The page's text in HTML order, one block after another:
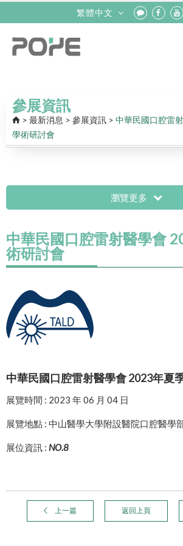
繁體中文
參展資訊
> 最新消息 > 參展資訊 > 中華民國口腔雷
學術研討會
瀏覽更多
中華民國口腔雷射醫學會
術研討會
中華民國口腔雷射醫學會 2023年夏
展覽時間 : 2023 年 06 月 04 日
展覽地點 : 中山醫學大學附設醫院口腔醫學
展位資訊 : NO.8
上一篇 返回上頁